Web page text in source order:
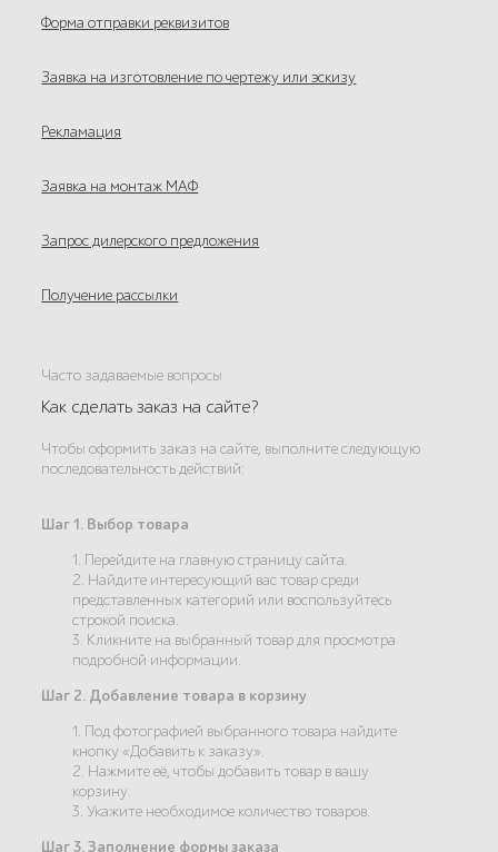
Форма отправки реквизитов
Заявка на изготовление по чертежу или эскизу
Рекламация
Заявка на монтаж МАФ
Запрос дилерского предложения
Получение рассылки
Часто задаваемые вопросы
Как сделать заказ на сайте?
Чтобы оформить заказ на сайте, выполните следующую
последовательность действий:
Шаг 1. Выбор товара
1. Перейдите на главную страницу сайта.
2. Найдите интересующий вас товар среди
представленных категорий или воспользуйтесь
строкой поиска.
3. Кликните на выбранный товар для просмотра
подробной информации.
Шаг 2. Добавление товара в корзину
1. Под фотографией выбранного товара найдите
кнопку «Добавить к заказу».
2. Нажмите её, чтобы добавить товар в вашу
корзину.
3. Укажите необходимое количество товаров.
Шаг 3. Заполнение формы заказа